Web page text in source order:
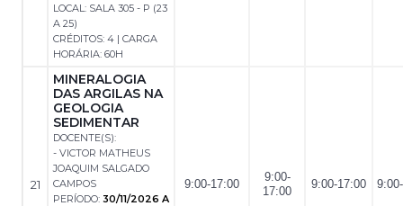
LOCAL: SALA 305 - P (23
A 25)
CRÉDITOS: 4 | CARGA
HORÁRIA: 60H
21
MINERALOGIA
DAS ARGILAS NA
GEOLOGIA
SEDIMENTAR
DOCENTE(S):
- VICTOR MATHEUS
JOAQUIM SALGADO
CAMPOS
PERÍODO: 30/11/2026 A
9:00-17:00
9:00-
17:00
9:00-17:00